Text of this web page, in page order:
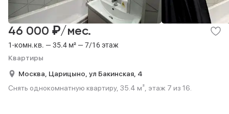
1-комн.кв. — 35.4 м² — 7/16 этаж
Квартиры
46 000 ₽/мес.
Москва, Царицыно, ул Бакинская, 4
Снять однокомнатную квартиру, 35.4 м², этаж 7 из 16.